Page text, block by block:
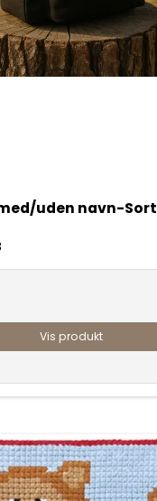
uden navn-Sort
Vis produkt